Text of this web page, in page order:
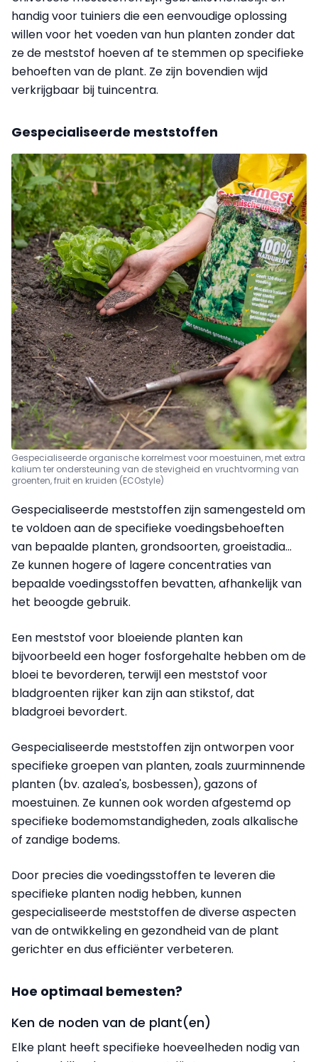
handig voor tuiniers die een eenvoudige oplossing
willen voor het voeden van hun planten zonder dat
ze de meststof hoeven af te stemmen op specifieke
behoeften van de plant. Ze zijn bovendien wijd
verkrijgbaar bij tuincentra.
Gespecialiseerde meststoffen
Gespecialiseerde organische korrelmest voor moestuinen, met extra
kalium ter ondersteuning van de stevigheid en vruchtvorming van
groenten, fruit en kruiden (ECOstyle)
Gespecialiseerde meststoffen zijn samengesteld om
te voldoen aan de specifieke voedingsbehoeften
van bepaalde planten, grondsoorten, groeistadia...
Ze kunnen hogere of lagere concentraties van
bepaalde voedingsstoffen bevatten, afhankelijk van
het beoogde gebruik.
Een meststof voor bloeiende planten kan
bijvoorbeeld een hoger fosforgehalte hebben om de
bloei te bevorderen, terwijl een meststof voor
bladgroenten rijker kan zijn aan stikstof, dat
bladgroei bevordert.
Gespecialiseerde meststoffen zijn ontworpen voor
specifieke groepen van planten, zoals zuurminnende
planten (bv. azalea's, bosbessen), gazons of
moestuinen. Ze kunnen ook worden afgestemd op
specifieke bodemomstandigheden, zoals alkalische
of zandige bodems.
Door precies die voedingsstoffen te leveren die
specifieke planten nodig hebben, kunnen
gespecialiseerde meststoffen de diverse aspecten
van de ontwikkeling en gezondheid van de plant
gerichter en dus efficiënter verbeteren.
Hoe optimaal bemesten?
Ken de noden van de plant(en)
Elke plant heeft specifieke hoeveelheden nodig van